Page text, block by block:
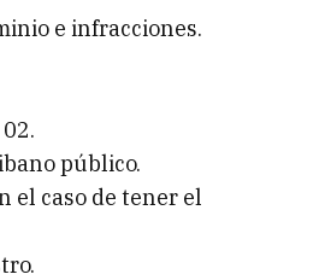
e infracciones.
público.
el caso de tener el